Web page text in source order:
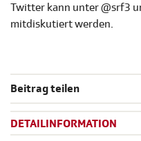
Twitter kann unter @srf3
mitdiskutiert werden.
Beitrag teilen
DETAILINFORMATION